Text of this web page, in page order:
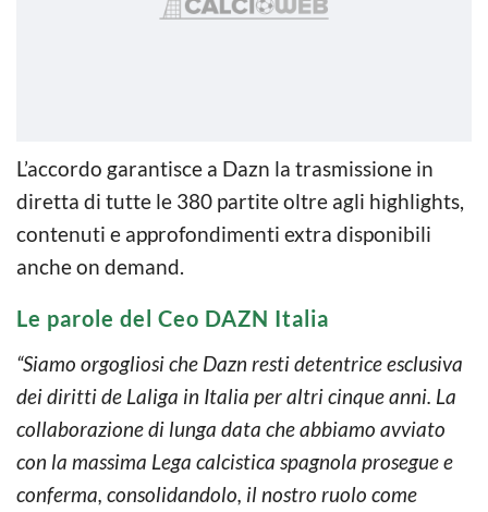
L’accordo garantisce a Dazn la trasmissione in
diretta di tutte le 380 partite oltre agli highlights,
contenuti e approfondimenti extra disponibili
anche on demand.
Le parole del Ceo DAZN Italia
“Siamo orgogliosi che Dazn resti detentrice esclusiva
dei diritti de Laliga in Italia per altri cinque anni. La
collaborazione di lunga data che abbiamo avviato
con la massima Lega calcistica spagnola prosegue e
conferma, consolidandolo, il nostro ruolo come